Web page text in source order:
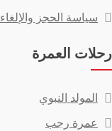
سياسة الحجز والإلغاء
رحلات العمرة
المولد النبوي
عمرة رجب